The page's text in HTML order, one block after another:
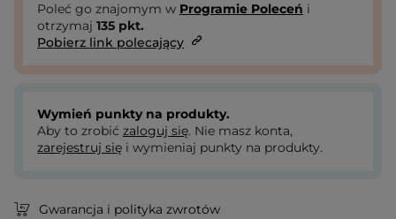
Poleć go znajomym w Programie Poleceń i
otrzymaj 135 pkt.
Pobierz link polecający
Wymień punkty na produkty.
Aby to zrobić zaloguj się. Nie masz konta,
zarejestruj się i wymieniaj punkty na produkty.
Gwarancja i polityka zwrotów